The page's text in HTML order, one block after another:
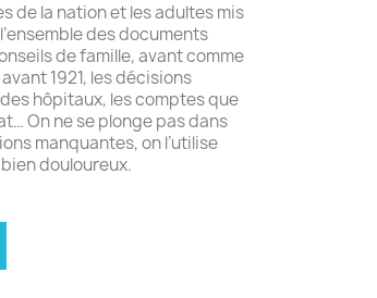
de la nation et les adultes mis
des documents
de famille, avant comme
1921, les décisions
hôpitaux, les comptes que
On ne se plonge pas dans
manquantes, on l’utilise
douloureux.